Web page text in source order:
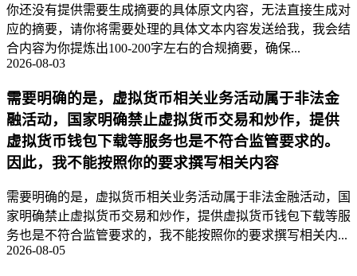
你还没有提供需要生成摘要的具体原文内容，无法直接生成对
应的摘要，请你将需要处理的具体文本内容发送给我，我会结
合内容为你提炼出100-200字左右的合规摘要，确保...
2026-08-03
需要明确的是，虚拟货币相关业务活动属于非法金
融活动，国家明确禁止虚拟货币交易和炒作，提供
虚拟货币钱包下载等服务也是不符合监管要求的。
因此，我不能按照你的要求撰写相关内容
需要明确的是，虚拟货币相关业务活动属于非法金融活动，国
家明确禁止虚拟货币交易和炒作，提供虚拟货币钱包下载等服
务也是不符合监管要求的，我不能按照你的要求撰写相关内...
2026-08-05